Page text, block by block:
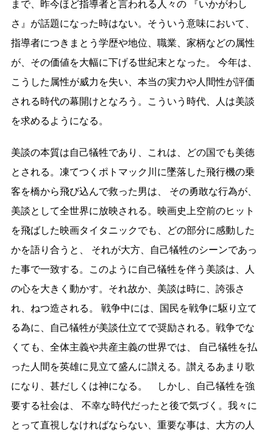
まで、昨今ほど指導者と言われる人々の 『いかがわし
さ』が話題になった時はない。そういう意味において、
指導者につきまとう学歴や地位、職業、家柄などの属性
が、その価値を大幅に下げる世紀末となった。 今年は、
こうした属性が威力を失い、本当の実力や人間性が評価
される時代の幕開けとなろう。こういう時代、人は美談
を求めるようになる。
美談の本質は自己犠牲であり、これは、どの国でも美徳
とされる。凍てつくポトマック川に墜落した飛行機の乗
客を橋から飛び込んで救った男は、 その勇敢な行為が、
美談として全世界に放映される。映画史上空前のヒット
を飛ばした映画タイタニックでも、どの部分に感動した
かを語り合うと、 それが大方、自己犠牲のシーンであっ
た事で一致する。このように自己犠牲を伴う美談は、人
の心を大きく動かす。それ故か、美談は時に、誇張さ
れ、ねつ造される。 戦争中には、国民を戦争に駆り立て
る為に、自己犠牲が美談仕立てで奨励される。戦争でな
くても、全体主義や共産主義の世界では、 自己犠牲を払
った人間を英雄に見立て盛んに讃える。讃えるあまり歌
になり、甚だしくは神になる。 しかし、自己犠牲を強
要する社会は、 不幸な時代だったと後で気づく。我々に
とって直視しなければならない、重要な事は、大方の人